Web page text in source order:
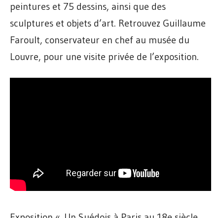
peintures et 75 dessins, ainsi que des
sculptures et objets d’art. Retrouvez Guillaume
Faroult, conservateur en chef au musée du
Louvre, pour une visite privée de l’exposition.